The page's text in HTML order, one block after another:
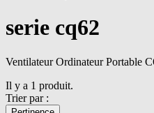
serie cq62
Ventilateur Ordinateur Portable
Il y a 1 produit.
Trier par :